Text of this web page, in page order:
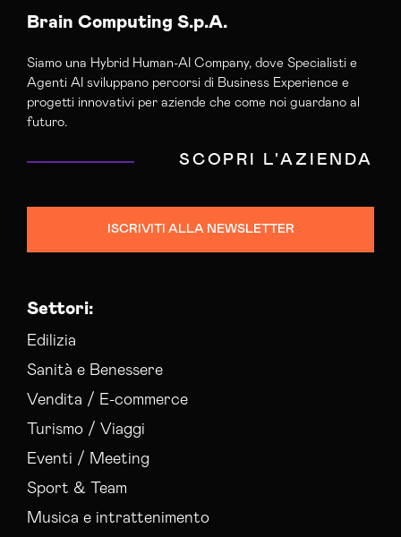
Brain Computing S.p.A.
Siamo una Hybrid Human-AI Company, dove Specialisti e
Agenti AI sviluppano percorsi di Business Experience e
progetti innovativi per aziende che come noi guardano al
futuro.
SCOPRI L'AZIENDA
ISCRIVITI ALLA NEWSLETTER
Settori:
Edilizia
Sanità e Benessere
Vendita / E-commerce
Turismo / Viaggi
Eventi / Meeting
Sport & Team
Musica e intrattenimento